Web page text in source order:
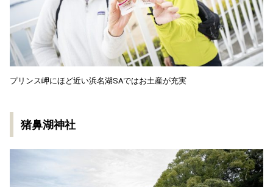
プリンス岬にほど近い浜名湖SAではお土産が充実
猪鼻湖神社